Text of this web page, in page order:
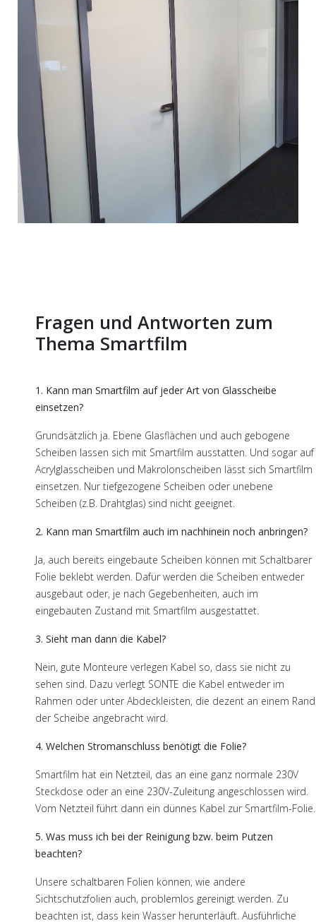
Fragen und Antworten zum
Thema Smartfilm
1. Kann man Smartfilm auf jeder Art von Glasscheibe
einsetzen?
Grundsätzlich ja. Ebene Glasflächen und auch gebogene
Scheiben lassen sich mit Smartfilm ausstatten. Und sogar auf
Acrylglasscheiben und Makrolonscheiben lässt sich Smartfilm
einsetzen. Nur tiefgezogene Scheiben oder unebene
Scheiben (z.B. Drahtglas) sind nicht geeignet.
2. Kann man Smartfilm auch im nachhinein noch anbringen?
Ja, auch bereits eingebaute Scheiben können mit Schaltbarer
Folie beklebt werden. Dafür werden die Scheiben entweder
ausgebaut oder, je nach Gegebenheiten, auch im
eingebauten Zustand mit Smartfilm ausgestattet.
3. Sieht man dann die Kabel?
Nein, gute Monteure verlegen Kabel so, dass sie nicht zu
sehen sind. Dazu verlegt SONTE die Kabel entweder im
Rahmen oder unter Abdeckleisten, die dezent an einem Rand
der Scheibe angebracht wird.
4. Welchen Stromanschluss benötigt die Folie?
Smartfilm hat ein Netzteil, das an eine ganz normale 230V
Steckdose oder an eine 230V-Zuleitung angeschlossen wird.
Vom Netzteil führt dann ein dünnes Kabel zur Smartfilm-Folie.
5. Was muss ich bei der Reinigung bzw. beim Putzen
beachten?
Unsere schaltbaren Folien können, wie andere
Sichtschutzfolien auch, problemlos gereinigt werden. Zu
beachten ist, dass kein Wasser herunterläuft. Ausführliche